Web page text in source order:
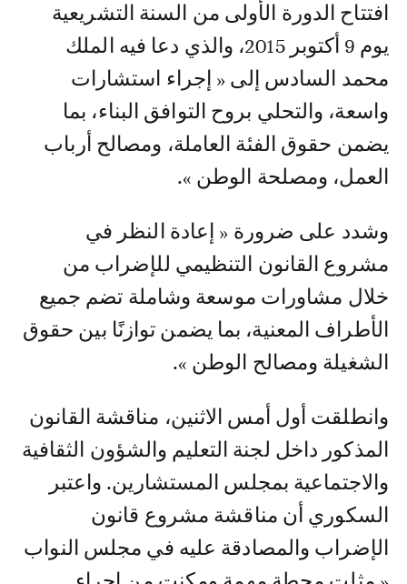
افتتاح الدورة الأولى من السنة التشريعية
يوم 9 أكتوبر 2015، والذي دعا فيه الملك
محمد السادس إلى « إجراء استشارات
واسعة، والتحلي بروح التوافق البناء، بما
يضمن حقوق الفئة العاملة، ومصالح أرباب
العمل، ومصلحة الوطن ».
وشدد على ضرورة « إعادة النظر في
مشروع القانون التنظيمي للإضراب من
خلال مشاورات موسعة وشاملة تضم جميع
الأطراف المعنية، بما يضمن توازنًا بين حقوق
الشغيلة ومصالح الوطن ».
وانطلقت أول أمس الاثنين، مناقشة القانون
المذكور داخل لجنة التعليم والشؤون الثقافية
والاجتماعية بمجلس المستشارين. واعتبر
السكوري أن مناقشة مشروع قانون
الإضراب والمصادقة عليه في مجلس النواب